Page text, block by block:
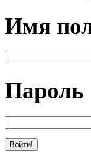
Имя
Пароль